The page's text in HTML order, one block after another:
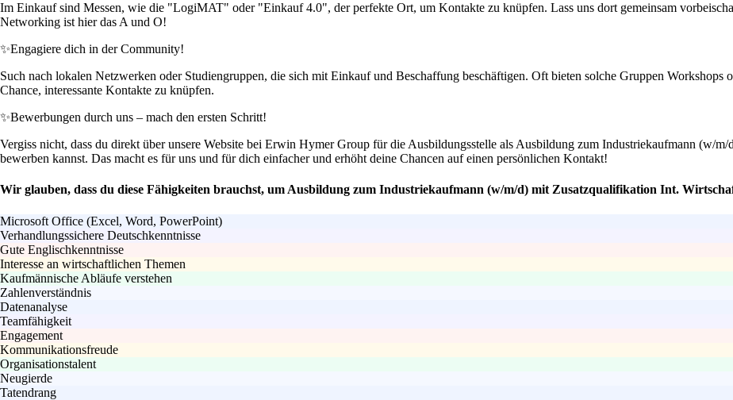
Im Einkauf sind Messen, wie die "LogiMAT" oder "Einkauf 4.0", der perfekte Ort, um Kontakte zu knüpfen. Lass uns dort gemeinsam
Networking ist hier das A und O!
✨Engagiere dich in der Community!
Such nach lokalen Netzwerken oder Studiengruppen, die sich mit Einkauf und Beschaffung beschäftigen. Oft bieten solche Gruppen
Chance, interessante Kontakte zu knüpfen.
✨Bewerbungen durch uns – mach den ersten Schritt!
Vergiss nicht, dass du direkt über unsere Website bei Erwin Hymer Group für die Ausbildungsstelle als Ausbildung zum Industriekaufmann (w/
bewerben kannst. Das macht es für uns und für dich einfacher und erhöht deine Chancen auf einen persönlichen Kontakt!
Wir glauben, dass du diese Fähigkeiten brauchst, um Ausbildung zum Industriekaufmann (w/m/d) mit Zusatzqualifikation Int.
Microsoft Office (Excel, Word, PowerPoint)
Verhandlungssichere Deutschkenntnisse
Gute Englischkenntnisse
Interesse an wirtschaftlichen Themen
Kaufmännische Abläufe verstehen
Zahlenverständnis
Datenanalyse
Teamfähigkeit
Engagement
Kommunikationsfreude
Organisationstalent
Neugierde
Tatendrang